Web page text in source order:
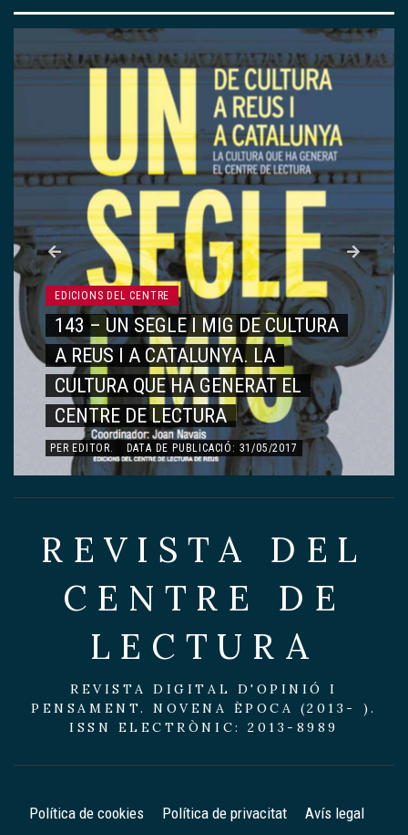
EDICIONS DEL CENTRE
142 – VIATGE AL CENTRE DE
LECTURA
PEREDITOR. DATA DE PUBLICACIÓ: 15/05/2017
REVISTA DEL
CENTRE DE
LECTURA
REVISTA DIGITAL D'OPINIÓ I
PENSAMENT. NOVENA ÈPOCA (2013- ).
ISSN ELECTRÒNIC: 2013-8989
Política de cookies Política de privacitat Avís legal